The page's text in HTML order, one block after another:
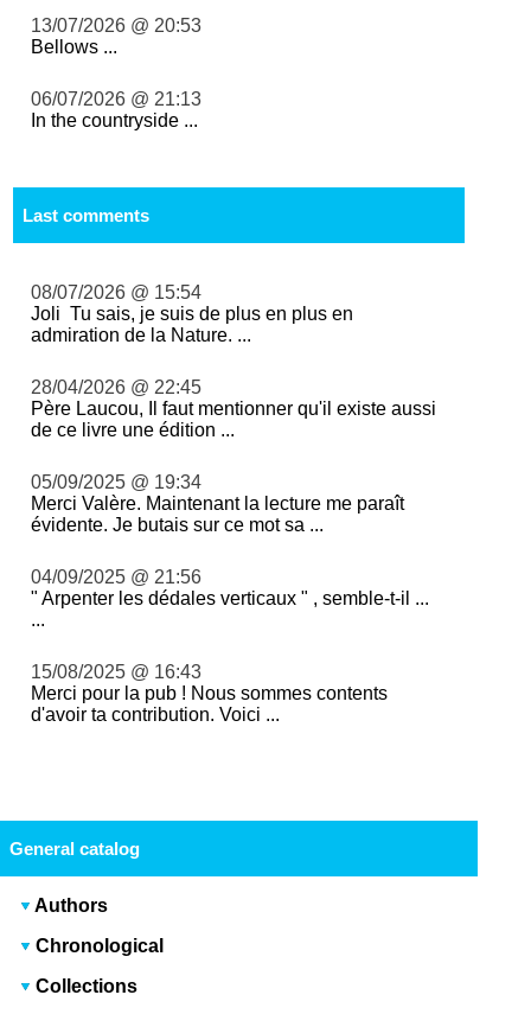
13/07/2026 @ 20:53
Bellows ...
06/07/2026 @ 21:13
In the countryside ...
Last comments
08/07/2026 @ 15:54
Joli Tu sais, je suis de plus en plus en
admiration de la Nature. ...
28/04/2026 @ 22:45
Père Laucou, Il faut mentionner qu'il existe aussi
de ce livre une édition ...
05/09/2025 @ 19:34
Merci Valère. Maintenant la lecture me paraît
évidente. Je butais sur ce mot sa ...
04/09/2025 @ 21:56
" Arpenter les dédales verticaux " , semble-t-il ...
...
15/08/2025 @ 16:43
Merci pour la pub ! Nous sommes contents
d'avoir ta contribution. Voici ...
General catalog
Authors
Chronological
Collections